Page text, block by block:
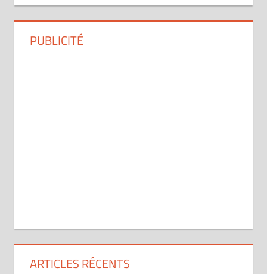
PUBLICITÉ
ARTICLES RÉCENTS